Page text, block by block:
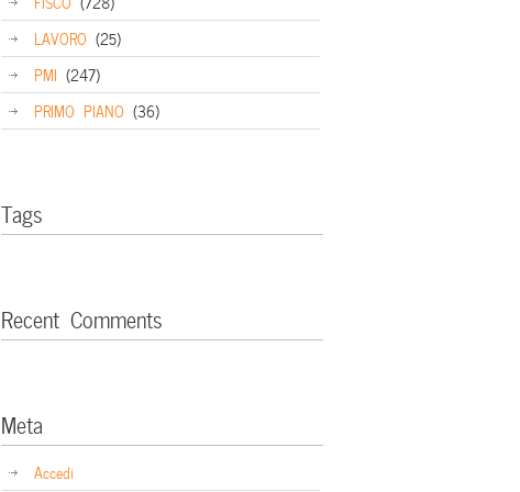
LAVORO (25)
PMI (247)
PRIMO PIANO (36)
Tags
Recent Comments
Meta
Accedi